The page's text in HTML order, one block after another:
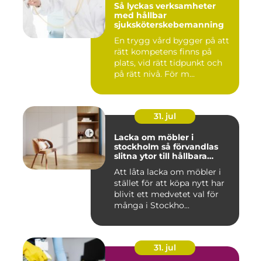
Så lyckas verksamheter
med hållbar
sjuksköterskebemanning
En trygg vård bygger på att
rätt kompetens finns på
plats, vid rätt tidpunkt och
på rätt nivå. För m...
31. jul
Lacka om möbler i
stockholm så förvandlas
slitna ytor till hållbara
Att låta lacka om möbler i
stället för att köpa nytt har
blivit ett medvetet val för
många i Stockho...
31. jul